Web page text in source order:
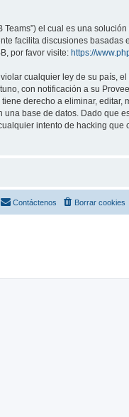
Teams”) el cual es una
facilita discusiones basadas
por favor visite: https://
cualquier ley de su país, el
con notificación a su
derecho a eliminar, editar,
base de datos. Dado que
intento de hacking que
Borrar cookies
Contáctenos